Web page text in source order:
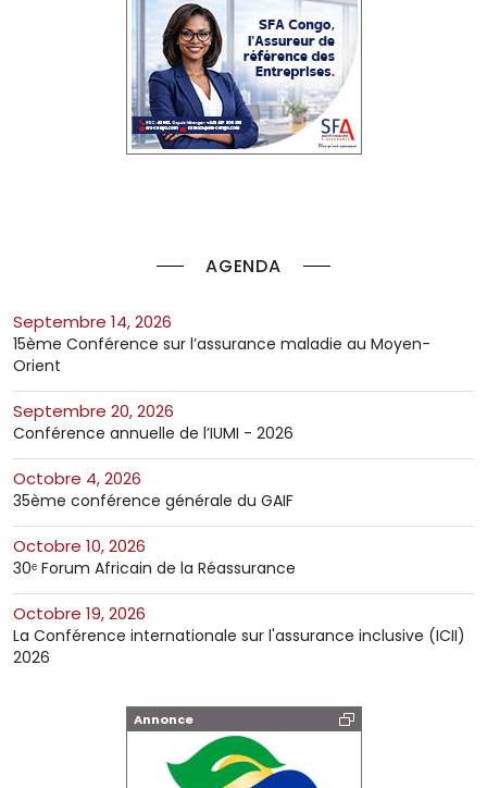
AGENDA
septembre 14, 2026
15ème Conférence sur l’assurance maladie au Moyen-
Orient
septembre 20, 2026
Conférence annuelle de l’IUMI - 2026
octobre 4, 2026
35ème conférence générale du GAIF
octobre 10, 2026
30ᵉ Forum Africain de la Réassurance
octobre 19, 2026
La Conférence internationale sur l'assurance inclusive (ICII)
2026
Annonce